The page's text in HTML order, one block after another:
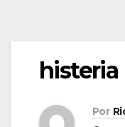
histeria
Por